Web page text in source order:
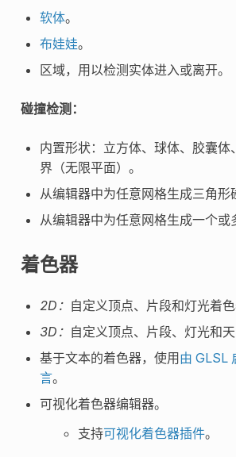
软体。
布娃娃。
区域，用以检测实体进入或离开。
碰撞检测：
内置形状：立方体、球体、胶囊体
界（无限平面）。
从编辑器中为任意网格生成三角形
从编辑器中为任意网格生成一个或
着色器
2D： 自定义顶点、片段和灯光着色
3D： 自定义顶点、片段、灯光和天
基于文本的着色器，使用由 GLSL
言。
可视化着色器编辑器。
支持可视化着色器插件。